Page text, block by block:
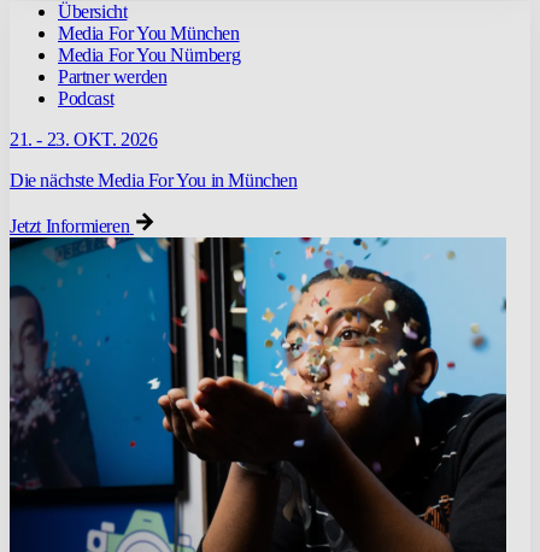
Übersicht
Media For You München
Media For You Nürnberg
Partner werden
Podcast
21. - 23. OKT. 2026
Die nächste Media For You in München
Jetzt Informieren